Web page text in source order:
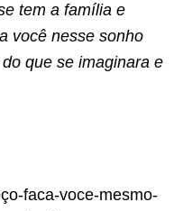
tem a família e
você nesse sonho
que se imaginara e